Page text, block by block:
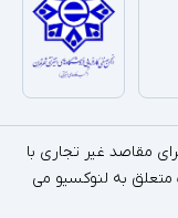
مقاصد غیر تجاری با
به لنوکسیو می